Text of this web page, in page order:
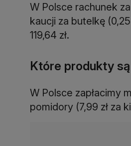
W Polsce rachunek
kaucji za butelkę
119,64 zł.
Które produkty
W Polsce zapłacimy
pomidory (7,99 zł za